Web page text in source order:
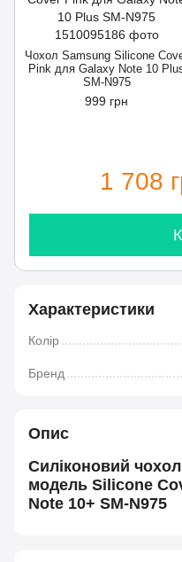
Чохол Samsung Silicone
Pink для Galaxy Note 10
SM-N975
999 грн
1 708
Характеристики
Колір
Бренд
Опис
Силіконовий чохол
модель Silicone
Note 10+ SM-N975